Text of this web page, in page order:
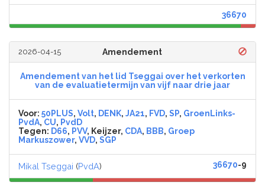
36670
2026-04-15 Amendement
Amendement van het lid Tseggai over het verkorten
van de evaluatietermijn van vijf naar drie jaar
Voor: 50PLUS, Volt, DENK, JA21, FVD, SP, GroenLinks-
PvdA, CU, PvdD
Tegen: D66, PVV, Keijzer, CDA, BBB, Groep
Markuszower, VVD, SGP
Mikal Tseggai (PvdA) 36670-9